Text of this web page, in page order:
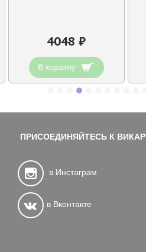
4048 ₽
В корзину
ПРИСОЕДИНЯЙТЕСЬ К
в Инстаграм
в Вконтакте